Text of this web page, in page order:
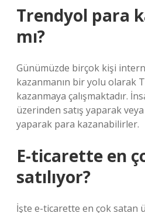
Trendyol para
mı?
Günümüzde birçok kişi
kazanmanın bir yolu olarak
kazanmaya çalışmaktadır.
üzerinden satış yaparak
yaparak para kazanabilirler.
E-ticarette en
satılıyor?
İşte e-ticarette en çok satan